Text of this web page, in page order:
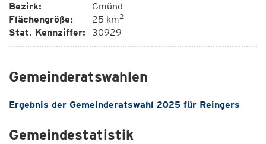
Bezirk:
Gmünd
Flächengröße:
25 km2
Stat. Kennziffer: 30929
Gemeinderatswahlen
Ergebnis der Gemeinderatswahl 2025 für Reingers
Gemeindestatistik